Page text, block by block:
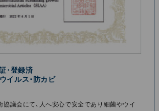
･登録済
イルス･防カビ
協議会にて､⼈へ安⼼で安全であり細菌やウイ